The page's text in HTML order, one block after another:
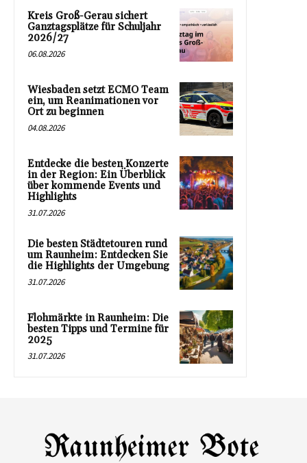
Kreis Groß-Gerau sichert
Ganztagsplätze für Schuljahr
2026/27
06.08.2026
Wiesbaden setzt ECMO Team
ein, um Reanimationen vor
Ort zu beginnen
04.08.2026
Entdecke die besten Konzerte
in der Region: Ein Überblick
über kommende Events und
Highlights
31.07.2026
Die besten Städtetouren rund
um Raunheim: Entdecken Sie
die Highlights der Umgebung
31.07.2026
Flohmärkte in Raunheim: Die
besten Tipps und Termine für
2025
31.07.2026